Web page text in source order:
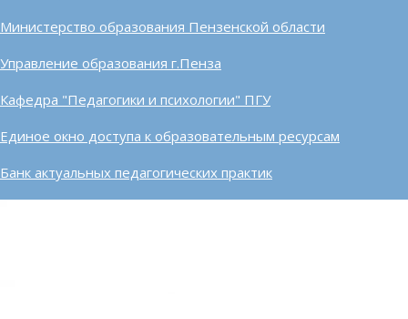
Министерство образования Пензенской области
Управление образования г.Пенза
Кафедра "Педагогики и психологии" ПГУ
Единое окно доступа к образовательным ресурсам
Банк актуальных педагогических практик